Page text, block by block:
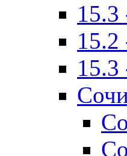
15.3
15.2
15.3